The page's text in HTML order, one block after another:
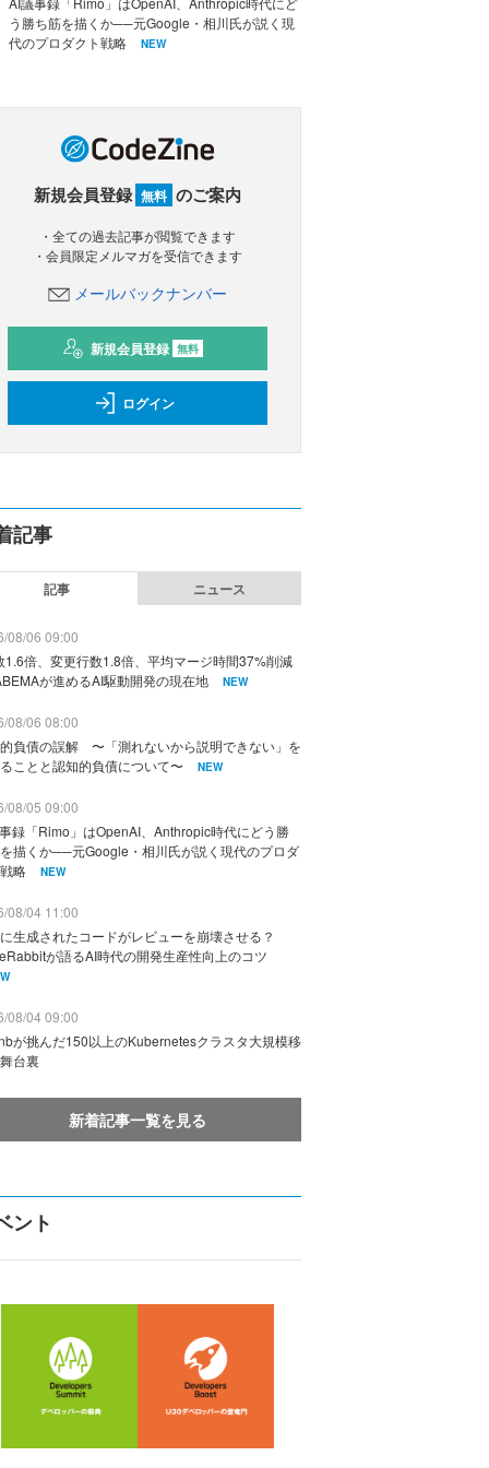
う勝ち筋を描くか──元Google・相川氏が説く現
代のプロダクト戦略
NEW
新規会員登録 無料 のご案内
・全ての過去記事が閲覧できます
・会員限定メルマガを受信できます
メールバックナンバー
新規会員登録 無料
ログイン
記事
記事 ニュース
08/06 09:00
1.6倍、変更行数1.8倍、平均マージ時間37%削減
が進めるAI駆動開発の現在地
NEW
08/06 08:00
負債の誤解 〜「測れないから説明できない」を
ことと認知的負債について〜
NEW
08/05 09:00
録「Rimo」はOpenAI、Anthropic時代にどう勝
描くか──元Google・相川氏が説く現代のプロダ
略
NEW
08/04 11:00
生成されたコードがレビューを崩壊させる？
が語るAI時代の開発生産性向上のコツ
08/04 09:00
が挑んだ150以上のKubernetesクラスタ大規模移
台裏
新着記事一覧を見る
ント